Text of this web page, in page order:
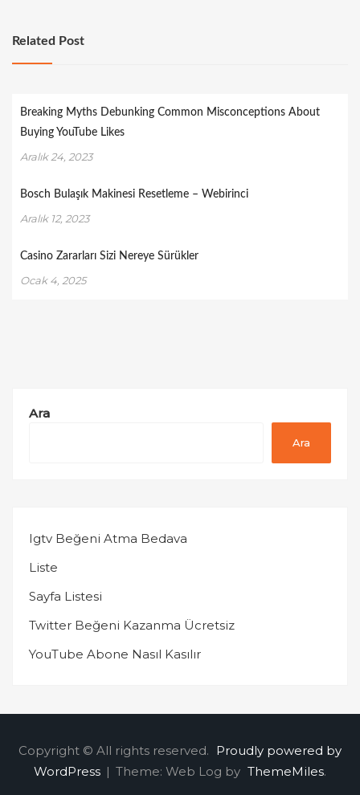
Related Post
Breaking Myths Debunking Common Misconceptions About
Buying YouTube Likes
Aralık 24, 2023
Bosch Bulaşık Makinesi Resetleme – Webirinci
Aralık 12, 2023
Casino Zararları Sizi Nereye Sürükler
Ocak 4, 2025
Ara
Ara
Igtv Beğeni Atma Bedava
Liste
Sayfa Listesi
Twitter Beğeni Kazanma Ücretsiz
YouTube Abone Nasıl Kasılır
Copyright © All rights reserved. Proudly powered by
WordPress | Theme: Web Log by ThemeMiles.